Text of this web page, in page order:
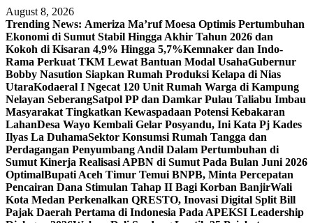
Skip
to
content
August 8, 2026
Trending News: Ameriza Ma’ruf Moesa‎ Optimis Pertumbuhan
Ekonomi di Sumut Stabil Hingga Akhir Tahun 2026 dan
Kokoh di Kisaran 4,9% Hingga 5,7%Kemnaker dan Indo-
Rama Perkuat TKM Lewat Bantuan Modal UsahaGubernur
Bobby Nasution Siapkan Rumah Produksi Kelapa di Nias
UtaraKodaeral I Ngecat 120 Unit Rumah Warga di Kampung
Nelayan SeberangSatpol PP dan Damkar Pulau Taliabu Imbau
Masyarakat Tingkatkan Kewaspadaan Potensi Kebakaran
LahanDesa Wayo Kembali Gelar Posyandu, Ini Kata Pj Kades
Ilyas La DuhamaSektor Konsumsi Rumah Tangga dan
Perdagangan Penyumbang Andil Dalam Pertumbuhan di
Sumut ‎ Kinerja Realisasi APBN di Sumut Pada Bulan Juni 2026
Optimal‎‎Bupati Aceh Timur Temui BNPB, Minta Percepatan
Pencairan Dana Stimulan Tahap II Bagi Korban BanjirWali
Kota Medan Perkenalkan QRESTO, Inovasi Digital Split Bill
Pajak Daerah Pertama di Indonesia Pada APEKSI Leadership